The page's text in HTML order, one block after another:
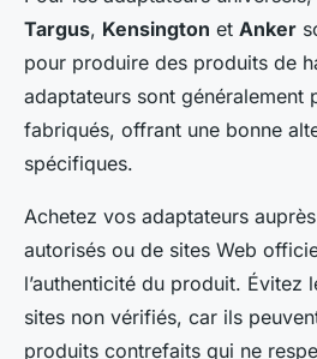
Targus, Kensington et Anker
pour produire des produits de
adaptateurs sont généralement
fabriqués, offrant une bonne
spécifiques.
Achetez vos adaptateurs
autorisés ou de sites Web
l’authenticité du produit. Évitez
sites non vérifiés, car ils
produits contrefaits qui ne